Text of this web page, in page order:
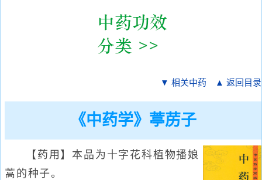
▼ 相关中药 ▲ 返回目录
《中药学》葶苈子
【药用】本品为十字花科植物播娘
蒿的种子。